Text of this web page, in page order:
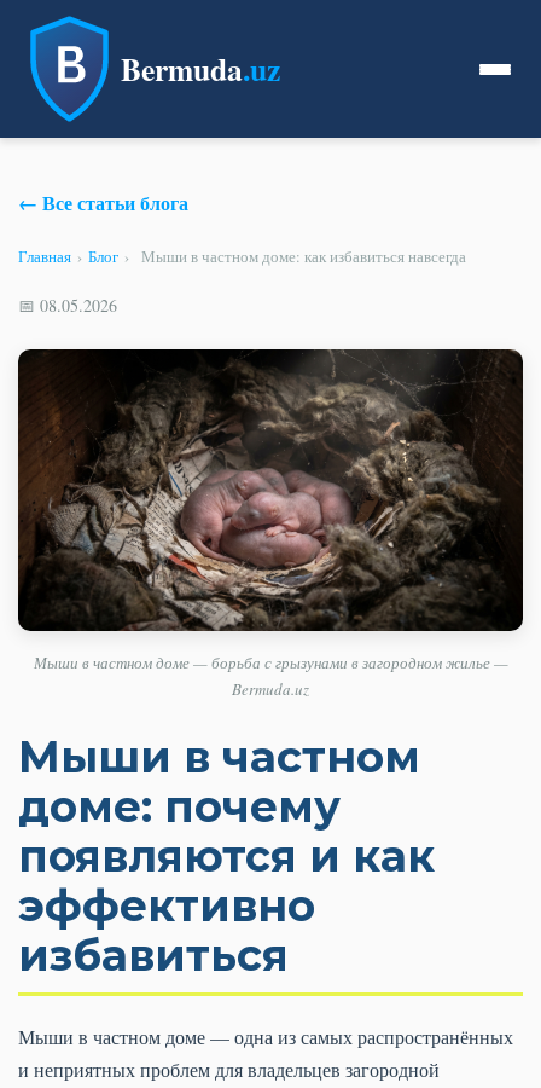
Bermuda.uz
← Все статьи блога
Главная › Блог › Мыши в частном доме: как избавиться навсегда
📅 08.05.2026
Мыши в частном доме — борьба с грызунами в загородном жилье —
Bermuda.uz
Мыши в частном
доме: почему
появляются и как
эффективно
избавиться
Мыши в частном доме — одна из самых распространённых
и неприятных проблем для владельцев загородной